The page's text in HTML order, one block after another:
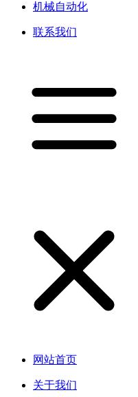
机械自动化
联系我们
网站首页
关于我们